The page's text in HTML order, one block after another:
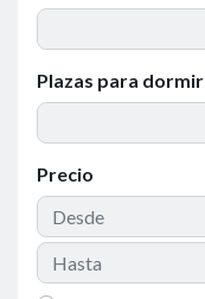
Plazas para dormir
Precio